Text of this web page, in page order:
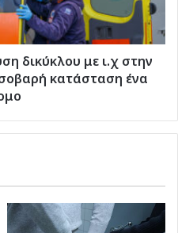
δικύκλου με ι.χ στην
κατάσταση ένα